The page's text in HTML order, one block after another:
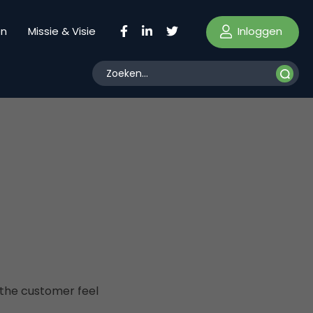
Missie & Visie Inloggen
customer feel